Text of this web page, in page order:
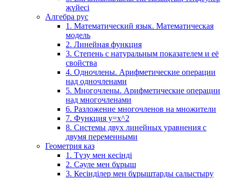
жүйесі
Алгебра рус
1. Математический язык. Математическая
модель
2. Линейная функция
3. Степень с натуральным показателем и её
свойства
4. Одночлены. Арифметические операции
над одночленами
5. Многочлены. Арифметические операции
над многочленами
6. Разложение многочленов на множители
7. Функция y=x^2
8. Системы двух линейных уравнения с
двумя переменными
Геометрия каз
1. Түзу мен кесінді
2. Сәуле мен бұрыш
3. Кесінділер мен бұрыштарды салыстыру